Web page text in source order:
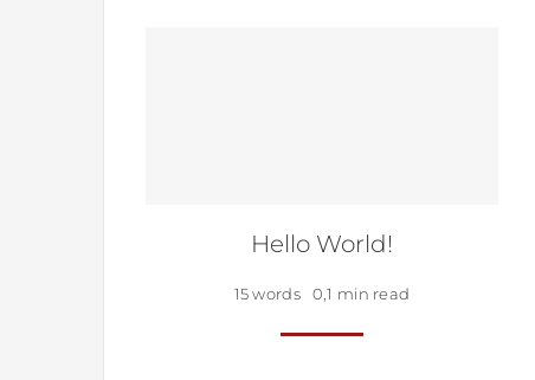
Hello World!
15 words 0,1 min read